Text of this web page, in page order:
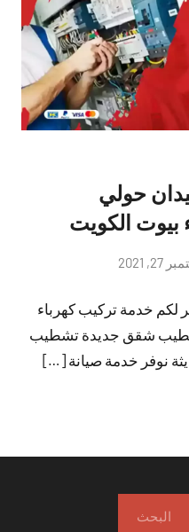
حولي
2021
تعليقات
لكم خدمة تركيب كهرباء
تشطيب شقق جديدة تشطيب
نوفر خدمة صيانة […]
البحث